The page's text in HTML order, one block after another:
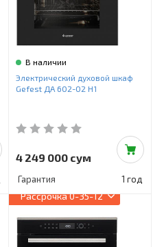
В наличии
Электрический духовой шкаф
Gefest ДА 602-02 Н1
4 249 000 сум
Гарантия 1 год
Рассрочка0-35-12